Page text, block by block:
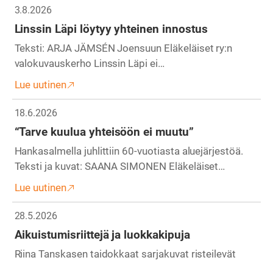
3.8.2026
Linssin Läpi löytyy yhteinen innostus
Teksti: ARJA JÄMSÉN Joensuun Eläkeläiset ry:n
valokuvauskerho Linssin Läpi ei…
Lue uutinen
18.6.2026
“Tarve kuulua yhteisöön ei muutu”
Hankasalmella juhlittiin 60-vuotiasta aluejärjestöä.
Teksti ja kuvat: SAANA SIMONEN Eläkeläiset…
Lue uutinen
28.5.2026
Aikuistumisriittejä ja luokkakipuja
Riina Tanskasen taidokkaat sarjakuvat risteilevät